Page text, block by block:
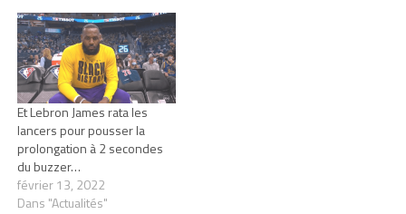
Et Lebron James rata les
lancers pour pousser la
prolongation à 2 secondes
du buzzer…
février 13, 2022
Dans "Actualités"